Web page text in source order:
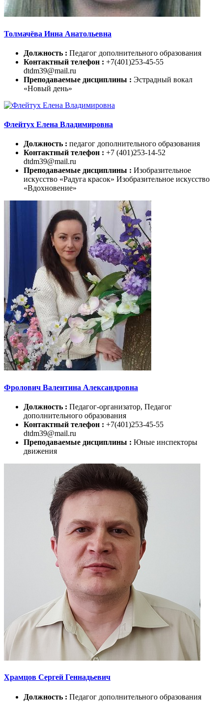
Толмачёва Инна Анатольевна
Должность : Педагог дополнительного образования
Контактный телефон : +7(401)253-45-55
dtdm39@mail.ru
Преподаваемые дисциплины : Эстрадный вокал
«Новый день»
Флейтух Елена Владимировна
Должность : педагог дополнительного образования
Контактный телефон : +7 (401)253-14-52
dtdm39@mail.ru
Преподаваемые дисциплины : Изобразительное
искусство «Радуга красок» Изобразительное искусство
«Вдохновение»
Фролович Валентина Александровна
Должность : Педагог-организатор, Педагог
дополнительного образования
Контактный телефон : +7(401)253-45-55
dtdm39@mail.ru
Преподаваемые дисциплины : Юные инспекторы
движения
Храмцов Сергей Геннадьевич
Должность : Педагог дополнительного образования